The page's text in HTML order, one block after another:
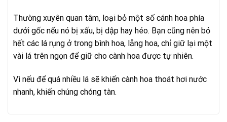
Thường xuyên quan tâm, loại bỏ một số cánh hoa phía
dưới gốc nếu nó bị xấu, bị dập hay héo. Bạn cũng nên bỏ
hết các lá rụng ở trong bình hoa, lẵng hoa, chỉ giữ lại một
vài lá trên ngọn để giữ cho cành hoa được tự nhiên.
Vì nếu để quá nhiều lá sẽ khiến cành hoa thoát hơi nước
nhanh, khiến chúng chóng tàn.